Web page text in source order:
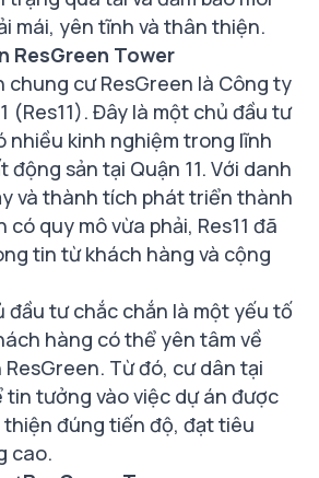
mái, yên tĩnh và thân thiện.
ResGreen Tower
chung cư ResGreen là Công ty
(Res11). Đây là một chủ đầu tư
nhiều kinh nghiệm trong lĩnh
sản tại Quận 11. Với danh
và thành tích phát triển thành
quy mô vừa phải, Res11 đã
tin từ khách hàng và cộng
đầu tư chắc chắn là một yếu tố
hàng có thể yên tâm về
Từ đó, cư dân tại
tin tưởng vào việc dự án được
đúng tiến độ, đạt tiêu
cao.